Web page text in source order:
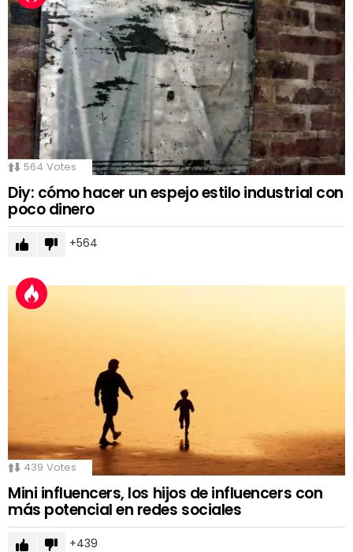
564 Votes
Diy: cómo hacer un espejo estilo industrial con
poco dinero
564
439 Votes
Mini influencers, los hijos de influencers con
más potencial en redes sociales
439